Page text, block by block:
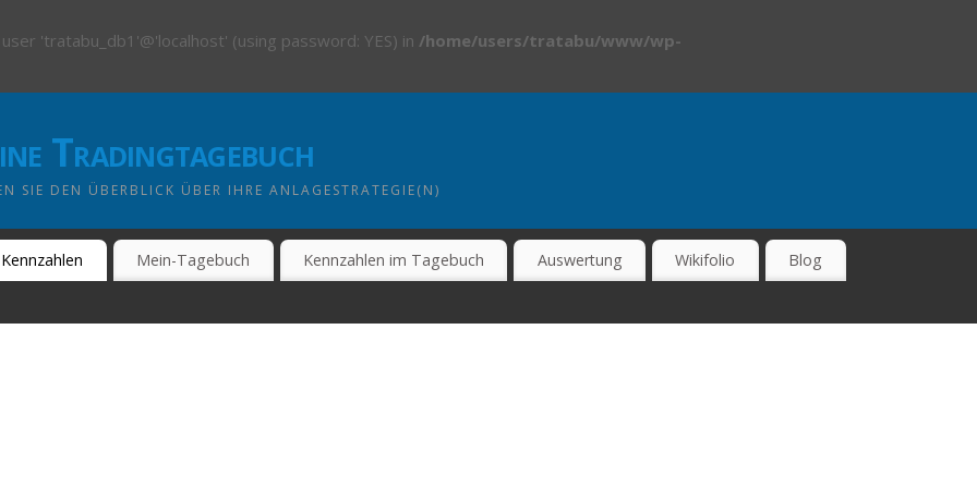
'tratabu_db1'@'localhost' (using password: YES) in /home/users/tratabu/www/wp-
Tradingtagebuch
SIE DEN ÜBERBLICK ÜBER IHRE ANLAGESTRATEGIE(N)
Kennzahlen Mein-Tagebuch Kennzahlen im Tagebuch Auswertung Wikifolio Blog